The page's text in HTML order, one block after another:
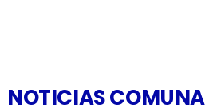
NOTICIAS